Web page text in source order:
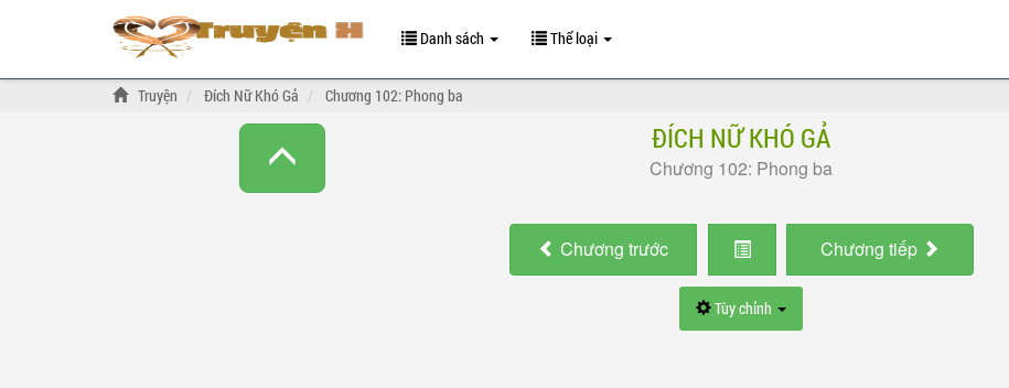
Danh sách Thể loại
Truyện Đích Nữ Khó Gả Chương 102: Phong ba
ĐÍCH NỮ KHÓ GẢ
Chương 102: Phong ba
Chương trước Chương tiếp
Tùy chỉnh